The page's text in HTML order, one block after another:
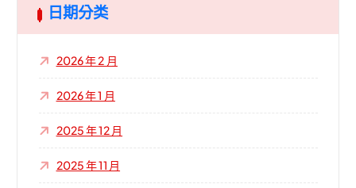
:
日期分类
2026 年 2 月
2026 年 1 月
2025 年 12 月
2025 年 11 月